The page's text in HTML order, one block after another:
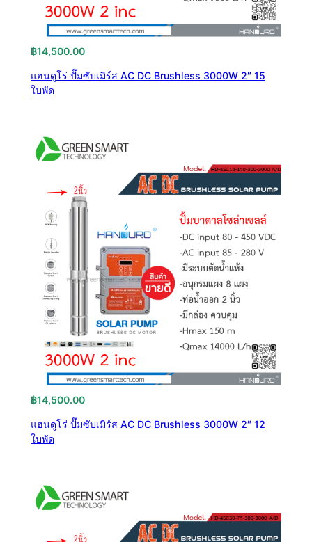
฿14,500.00
แฮนดูโร่ ปั๊มซับเมิร์ส AC DC Brushless 3000W 2″ 15
ใบพัด
฿14,500.00
แฮนดูโร่ ปั๊มซับเมิร์ส AC DC Brushless 3000W 2″ 12
ใบพัด